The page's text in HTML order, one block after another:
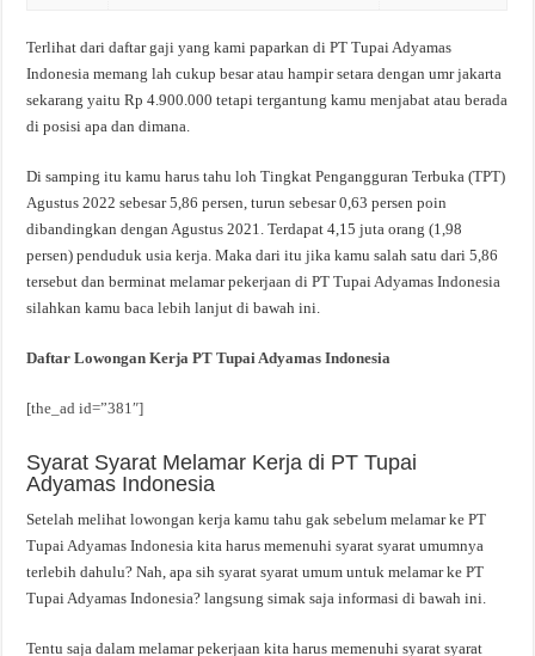
Terlihat dari daftar gaji yang kami paparkan di PT Tupai Adyamas
Indonesia memang lah cukup besar atau hampir setara dengan umr jakarta
sekarang yaitu Rp 4.900.000 tetapi tergantung kamu menjabat atau berada
di posisi apa dan dimana.
Di samping itu kamu harus tahu loh Tingkat Pengangguran Terbuka (TPT)
Agustus 2022 sebesar 5,86 persen, turun sebesar 0,63 persen poin
dibandingkan dengan Agustus 2021. Terdapat 4,15 juta orang (1,98
persen) penduduk usia kerja. Maka dari itu jika kamu salah satu dari 5,86
tersebut dan berminat melamar pekerjaan di PT Tupai Adyamas Indonesia
silahkan kamu baca lebih lanjut di bawah ini.
Daftar Lowongan Kerja PT Tupai Adyamas Indonesia
[the_ad id=”381″]
Syarat Syarat Melamar Kerja di PT Tupai
Adyamas Indonesia
Setelah melihat lowongan kerja kamu tahu gak sebelum melamar ke PT
Tupai Adyamas Indonesia kita harus memenuhi syarat syarat umumnya
terlebih dahulu? Nah, apa sih syarat syarat umum untuk melamar ke PT
Tupai Adyamas Indonesia? langsung simak saja informasi di bawah ini.
Tentu saja dalam melamar pekerjaan kita harus memenuhi syarat syarat